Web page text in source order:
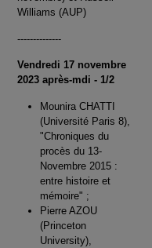
Williams (AUP)
--------------
Vendredi 17 novembre
2023 après-mdi - 1/2
Mounira CHATTI
(Université Paris 8),
"Chroniques du
procès du 13-
Novembre 2015 :
entre histoire et
mémoire" ;
Pierre AZOU
(Princeton
University),